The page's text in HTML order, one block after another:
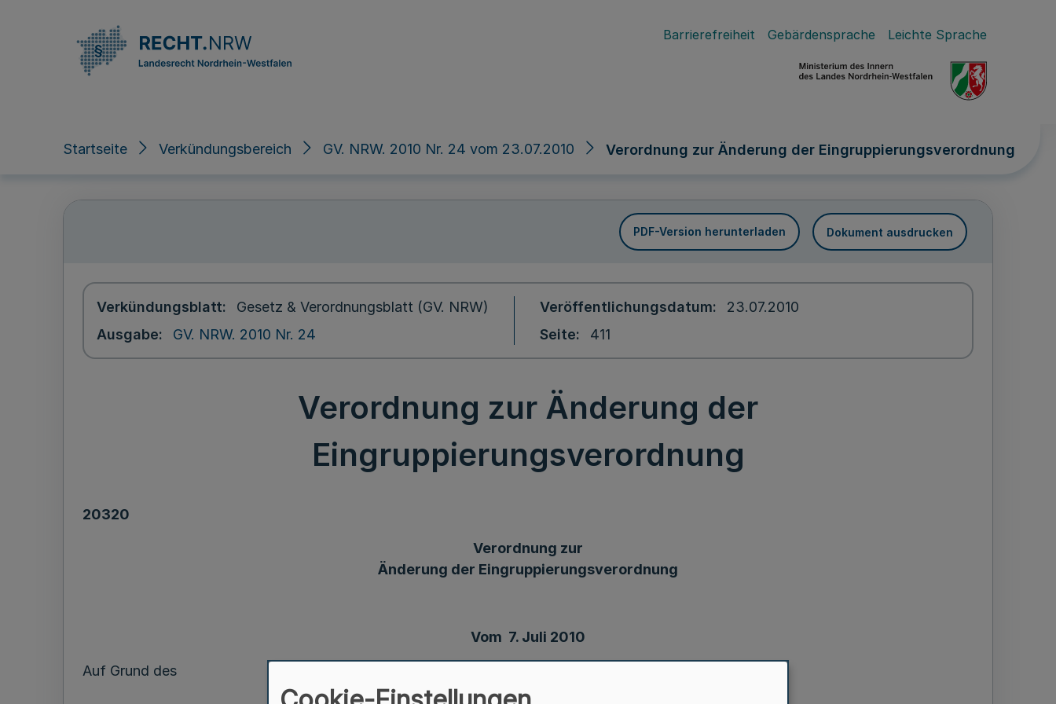
Barrierefreiheit Gebärdensprache Leichte Sprache
Startseite Verkündungsbereich GV. NRW. 2010 Nr. 24 vom 23.07.2010 Verordnung zur Änderung der Eingruppierungsverordnung
PDF-Version herunterladen Dokument ausdrucken
Verkündungsblatt
Gesetz & Verordnungsblatt (GV. NRW)
Ausgabe
GV. NRW. 2010 Nr. 24
Veröffentlichungsdatum
23.07.2010
Seite
411
Verordnung zur Änderung der
Eingruppierungsverordnung
20320
Verordnung zur
Änderung der Eingruppierungsverordnung
Vom 7. Juli 2010
Auf Grund des